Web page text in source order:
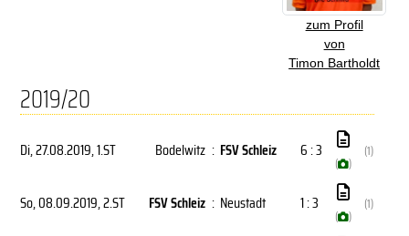
zum Profil
von
Timon Bartholdt
2019/20
Di, 27.08.2019, 1.ST Bodelwitz : FSV Schleiz 6 : 3
( )
(1)
So, 08.09.2019, 2.ST FSV Schleiz : Neustadt 1 : 3
( )
(1)